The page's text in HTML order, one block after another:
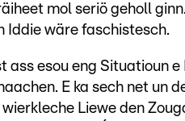
mol seriö geholl
Iddie wäre faschistesch.
ass esou eng Situatioun
E ka sech net un
wierkleche Liewe den